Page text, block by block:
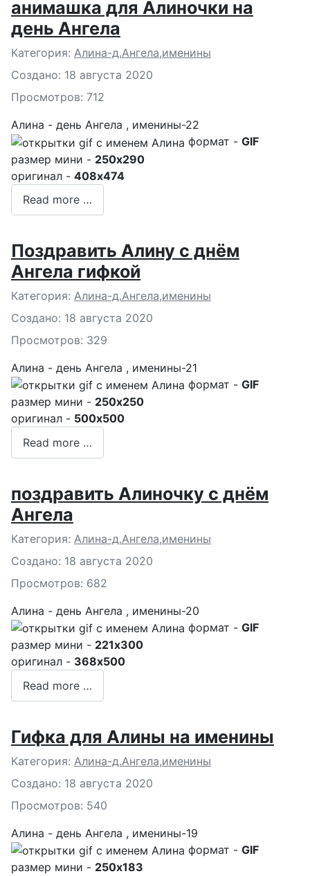
анимашка для Алиночки на
день Ангела
Подробности
Категория: Алина-д.Ангела,именины
Создано: 18 августа 2020
Просмотров: 712
Алина - день Ангела , именины-22
формат - GIF
размер мини - 250x290
оригинал - 408x474
Read more …
Поздравить Алину с днём
Ангела гифкой
Подробности
Категория: Алина-д.Ангела,именины
Создано: 18 августа 2020
Просмотров: 329
Алина - день Ангела , именины-21
формат - GIF
размер мини - 250x250
оригинал - 500x500
Read more …
поздравить Алиночку с днём
Ангела
Подробности
Категория: Алина-д.Ангела,именины
Создано: 18 августа 2020
Просмотров: 682
Алина - день Ангела , именины-20
формат - GIF
размер мини - 221x300
оригинал - 368x500
Read more …
Гифка для Алины на именины
Подробности
Категория: Алина-д.Ангела,именины
Создано: 18 августа 2020
Просмотров: 540
Алина - день Ангела , именины-19
формат - GIF
размер мини - 250x183